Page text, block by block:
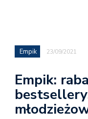
Empik 23/09/2021
Empik: